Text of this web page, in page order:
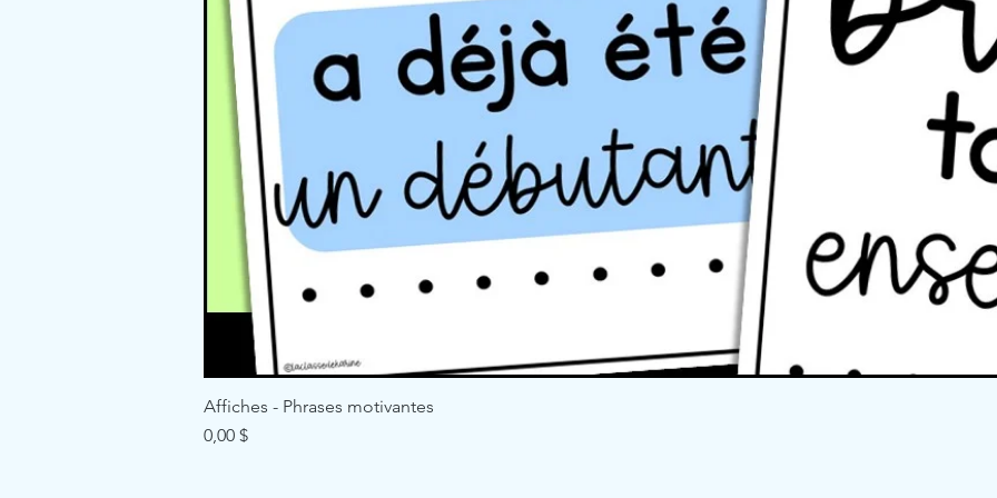
Affiches - Phrases motivantes
Price
0,00 $